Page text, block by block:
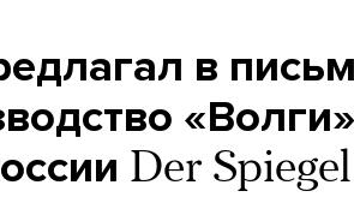
в
Der Spiegel